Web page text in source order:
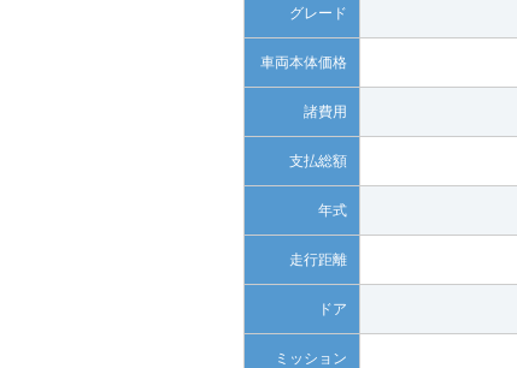
グレード
車両本体価格
諸費用
支払総額
年式
走行距離
ドア
ミッション